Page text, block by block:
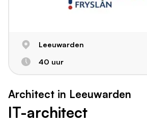
Leeuwarden
40 uur
Architect in Leeuwarden
IT-architect